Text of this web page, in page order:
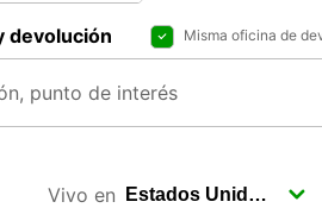
devolución Misma oficina de
Vivo en